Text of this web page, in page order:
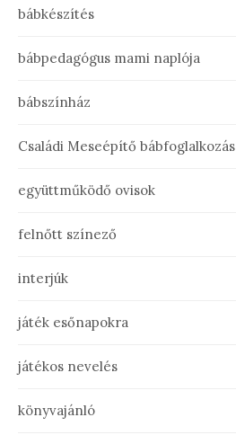
bábkészítés
bábpedagógus mami naplója
bábszínház
Családi Meseépítő bábfoglalkozás
együttműködő ovisok
felnőtt színező
interjúk
játék esőnapokra
játékos nevelés
könyvajánló